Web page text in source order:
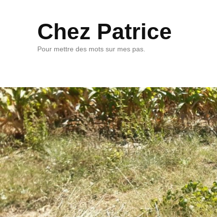
Chez Patrice
Pour mettre des mots sur mes pas.